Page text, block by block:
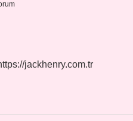
jackhenry.com.tr